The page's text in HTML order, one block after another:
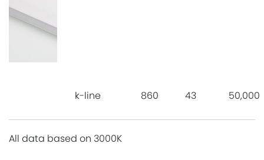
k-line 860 43 50,000
All data based on 3000K